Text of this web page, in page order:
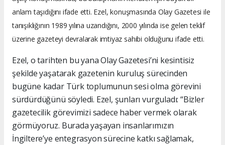
anlam taşıdığını ifade etti. Ezel, konuşmasında Olay Gazetesi ile
tanışıklığının 1989 yılına uzandığını, 2000 yılında ise gelen teklif
üzerine gazeteyi devralarak imtiyaz sahibi olduğunu ifade etti.
Ezel, o tarihten bu yana Olay Gazetesi’ni kesintisiz
şekilde yaşatarak gazetenin kuruluş sürecinden
bugüne kadar Türk toplumunun sesi olma görevini
sürdürdüğünü söyledi. Ezel, şunları vurguladı: “Bizler
gazetecilik görevimizi sadece haber vermek olarak
görmüyoruz. Burada yaşayan insanlarımızın
İngiltere’ye entegrasyon sürecine katkı sağlamak,